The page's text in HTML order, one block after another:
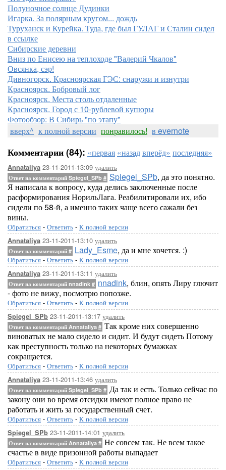
Полуночное солнце Дудинки
Игарка. За полярным кругом... дождь
Туруханск и Курейка. Туда, где был ГУЛАГ и Сталин сидел
в ссылке
Сибирские деревни
Вниз по Енисею на теплоходе "Валерий Чкалов"
Овсянка, сэр!
Дивногорск. Красноярская ГЭС: снаружи и изнутри
Красноярск. Бобровый лог
Красноярск. Места столь отдаленные
Красноярск. Город с 10-рублевой купюры
Фотообзор: В Сибирь "по этапу"
вверх^ к полной версии понравилось! в evernote
Комментарии (84): «первая «назадвперёд» последняя»
Annataliya 23-11-2011-13:09 удалить
Ответ на комментарий Spiegel_SPb # Spiegel_SPb, да это понятно.
Я написала к вопросу, куда делись заключенные после
расформирования НорильЛага. Реабилитировали их, ибо
сидели по 58-й, а именно таких чаще всего сажали без
вины.
Обратиться - Ответить - К полной версии
Annataliya 23-11-2011-13:10 удалить
Ответ на комментарий # Lady_Esme, да и мне хочется. :)
Обратиться - Ответить - К полной версии
Annataliya 23-11-2011-13:11 удалить
Ответ на комментарий nnadink # nnadink, блин, опять Лиру глючит
- фото не вижу, посмотрю попозже.
Обратиться - Ответить - К полной версии
Spiegel_SPb 23-11-2011-13:17 удалить
Ответ на комментарий Annataliya # Так кроме них совершенно
виноватых не мало сидело и сидит. И будут сидеть Потому
как преступность только на некоторых бумажках
сокращается.
Обратиться - Ответить - К полной версии
Annataliya 23-11-2011-13:46 удалить
Ответ на комментарий Spiegel_SPb # Да так и есть. Только сейчас по
закону они во время отсидки имеют полное право не
работать и жить за государственный счет.
Обратиться - Ответить - К полной версии
Spiegel_SPb 23-11-2011-14:01 удалить
Ответ на комментарий Annataliya # Не совсем так. Не всем такое
счастье в виде призонной работы выпадает
Обратиться - Ответить - К полной версии